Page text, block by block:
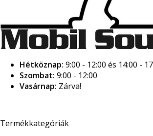
Hétköznap: 9:00 - 12:00 és 14:00 -
Szombat: 9:00 - 12:00
Vasárnap: Zárva!
Termékkategóriák